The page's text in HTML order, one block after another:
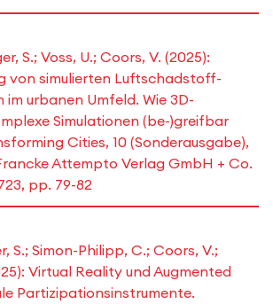
S.; Voss, U.; Coors, V. (2025):
von simulierten Luftschadstoff-
urbanen Umfeld. Wie 3D-
Simulationen (be-)greifbar
Cities, 10 (Sonderausgabe),
Attempto Verlag GmbH + Co.
pp. 79-82
S.; Simon-Philipp, C.; Coors, V.;
Virtual Reality und Augmented
Partizipationsinstrumente.